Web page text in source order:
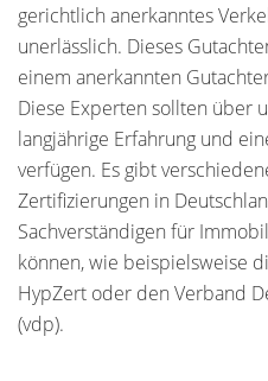
gerichtlich anerkanntes
unerlässlich. Dieses
einem anerkannten
Diese Experten sollten über
langjährige Erfahrung und
verfügen. Es gibt
Zertifizierungen in
Sachverständigen für
können, wie beispielsweise
HypZert oder den Verband
(vdp).